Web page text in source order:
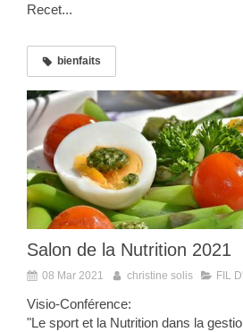
Recet...
bienfaits
Salon de la Nutrition 2021
08 Mar 2021 christine solis FIL
Visio-Conférence:
"Le sport et la Nutrition dans la